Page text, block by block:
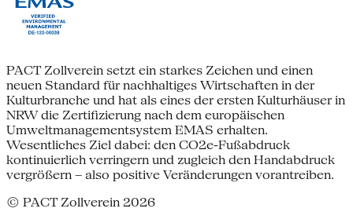
PACT Zollverein setzt ein starkes Zeichen und einen
neuen Standard für nachhaltiges Wirtschaften in der
Kulturbranche und hat als eines der ersten Kulturhäuser in
NRW die Zertifizierung nach dem europäischen
Umweltmanagementsystem EMAS erhalten.
Wesentliches Ziel dabei: den CO2e-Fußabdruck
kontinuierlich verringern und zugleich den Handabdruck
vergrößern – also positive Veränderungen vorantreiben.
© PACT Zollverein 2026